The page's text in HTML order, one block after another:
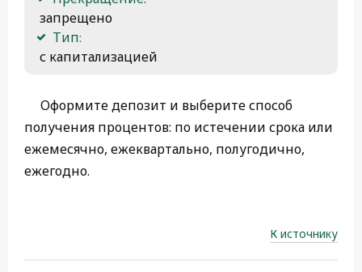
запрещено
Тип։
с капитализацией
Оформите депозит и выберите способ
получения процентов: по истечении срока или
ежемесячно, ежеквартально, полугодично,
ежегодно.
К источнику